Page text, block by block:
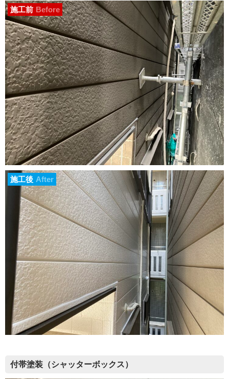
施工前 Before
施工後 After
付帯塗装（シャッターボックス）